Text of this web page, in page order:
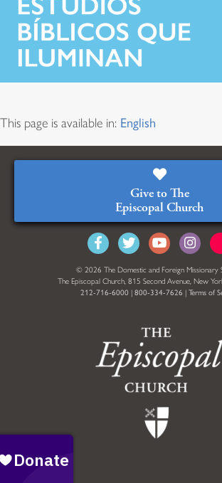
This page is available in: English
Give to The
Episcopal Church
© 2026 The Domestic and Foreign Missionary
The Episcopal Church, 815 Second Avenue, New
212-716-6000 | 800-334-7626 | Terms of